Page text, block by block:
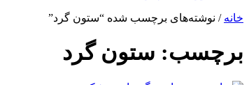
خانه / نوشته‌های برچسب شده “ستون گرد”
برچسب: ستون گرد